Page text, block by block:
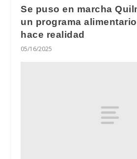
Se puso en marcha
un programa
hace realidad
05/16/2025